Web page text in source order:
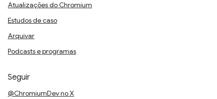
Atualizações do Chromium
Estudos de caso
Arquivar
Podcasts e programas
Seguir
@ChromiumDev no X